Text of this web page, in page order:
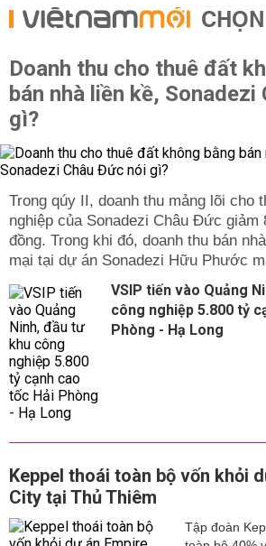
CHỌN
Doanh thu cho thuê đất
bán nhà liền kề,
gì?
Trong qúy II, doanh thu mảng lõi cho
nghiệp của Sonadezi Châu Đức giảm
đồng. Trong khi đó, doanh thu bán
mại tại dự án Sonadezi Hữu Phước
VSIP tiến vào Quảng
công nghiệp 5.800 tỷ
Phòng - Hạ Long
Keppel thoái toàn bộ vốn khỏi
City tại Thủ Thiêm
Tập đoàn